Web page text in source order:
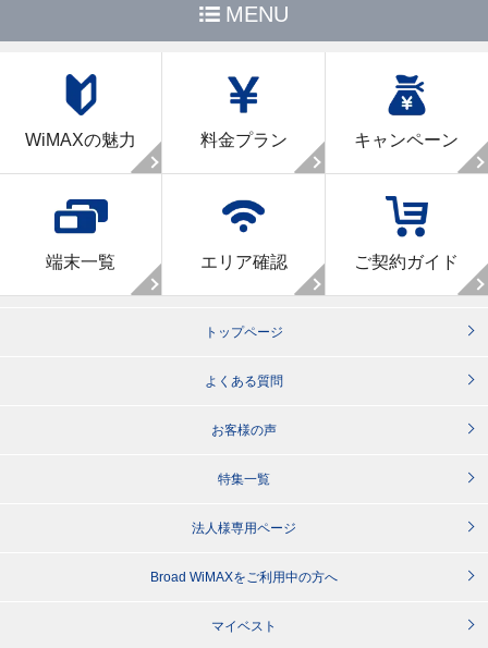
MENU
WiMAXの魅力 料金プラン キャンペーン
端末一覧 エリア確認 ご契約ガイド
トップページ
よくある質問
お客様の声
特集一覧
法人様専用ページ
Broad WiMAXをご利用中の方へ
マイベスト